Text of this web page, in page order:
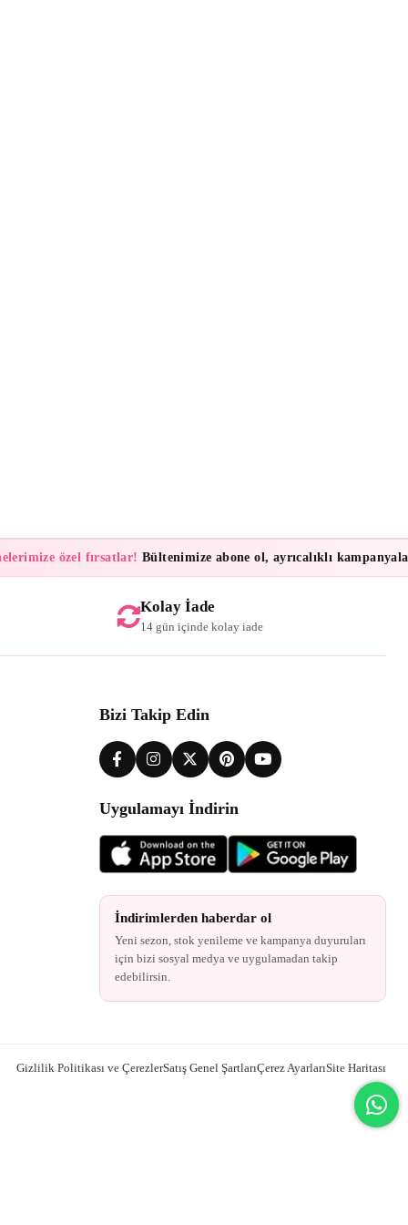
özel fırsatlar!Bültenimize abone ol, ayrıcalıklı
Kolay İade
14 gün içinde kolay iade
Bizi Takip Edin
Uygulamayı İndirin
İndirimlerden haberdar ol
Yeni sezon, stok yenileme ve kampanya duyuruları
için bizi sosyal medya ve uygulamadan takip
edebilirsin.
Gizlilik Politikası ve ÇerezlerSatış Genel ŞartlarıÇerez AyarlarıSite Haritası